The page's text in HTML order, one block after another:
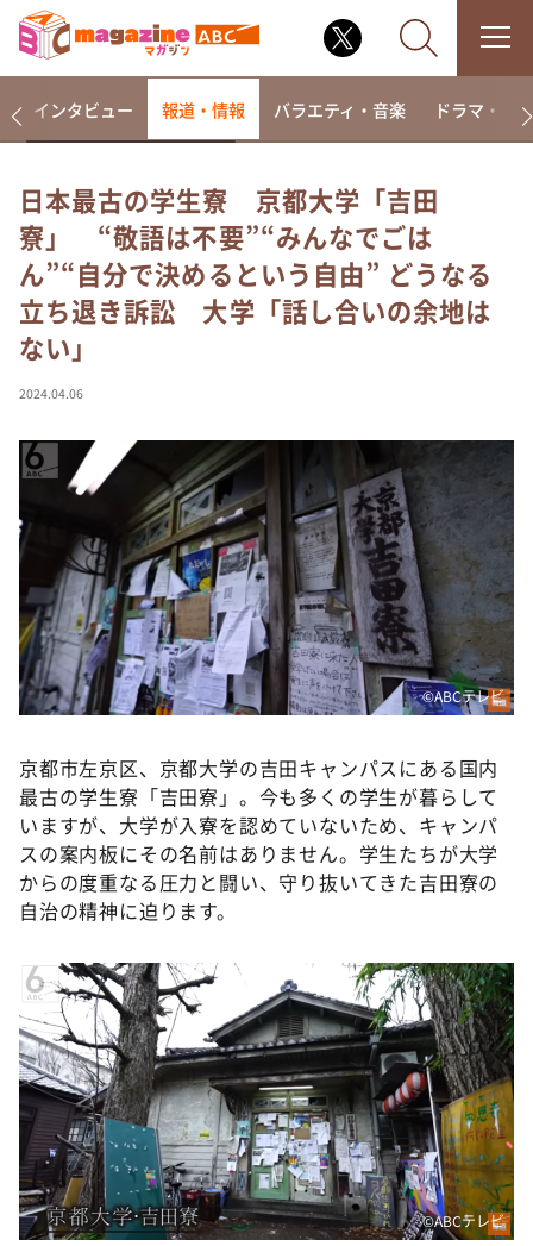
なるみ・岡村の過ぎるTV
相席食堂
これ余談なんですけど・・・
～人生密着トークバラエティ！～ やすとものいたっ
て真剣です
news おかえり
河合＆A.B.C-Z塚田×福井アナ「なんでやねん！？」
（news おかえり）
DAIGOも台所 ～きょうの献立 何にする？～
本日はダイアンなり！シーズン２
朝だ！生です旅サラダ
教えて！ニュースライブ 正義のミカタ
ＬＩＦＥ～夢のカタチ～
ポツンと一軒家
ザキ山小屋本館
ぺこぱのまるスポ
アナ回覧板
インタビュー 報道・情報 バラエティ・音楽 ドラマ・映画
日本最古の学生寮 京都大学「吉田
寮」 “敬語は不要”“みんなでごは
ん”“自分で決めるという自由” どうなる
立ち退き訴訟 大学「話し合いの余地は
ない」
2024.04.06
©ABCテレビ
京都市左京区、京都大学の吉田キャンパスにある国内
最古の学生寮「吉田寮」。今も多くの学生が暮らして
いますが、大学が入寮を認めていないため、キャンパ
スの案内板にその名前はありません。学生たちが大学
からの度重なる圧力と闘い、守り抜いてきた吉田寮の
自治の精神に迫ります。
©ABCテレビ